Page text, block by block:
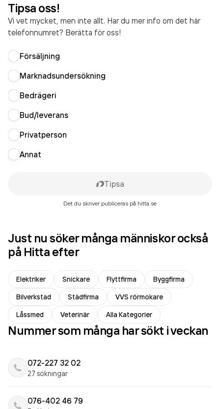
Tipsa oss!
Vi vet mycket, men inte allt. Har du mer info om det här
telefonnumret? Berätta för oss!
Försäljning
Marknadsundersökning
Bedrägeri
Bud/leverans
Privatperson
Annat
Tipsa
Det du skriver publiceras på hitta.se
Just nu söker många människor också
på Hitta efter
Elektriker Snickare Flyttfirma
Byggfirma
Bilverkstad
Städfirma
VVS rörmokare
Låssmed
Veterinär Alla Kategorier
Nummer som många har sökt i veckan
072-227 32 02
27 sökningar
076-402 46 79